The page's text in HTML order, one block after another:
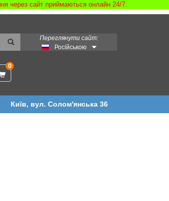
через сайт приймаються онлайн 24/7.
Переглянути сайт:
Російською
0
Київ, вул. Солом'янська 36